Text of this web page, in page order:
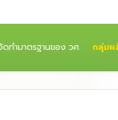
ดทำมาตรฐานของ วศ. กลุ่ม